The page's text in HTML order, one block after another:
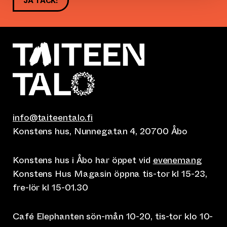
info@taiteentalo.fi
Konstens hus, Nunnegatan 4, 20700 Åbo
Konstens hus i Åbo har öppet vid evenemang
Konstens Hus Magasin öppna tis-tor kl 15-23,
fre-lör kl 15-01.30
Café Elephanten sön-mån 10-20, tis-tor klo 10-